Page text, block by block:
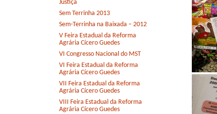
Justiça
Sem Terrinha 2013
Sem-Terrinha na Baixada – 2012
V Feira Estadual da Reforma
Agrária Cícero Guedes
VI Congresso Nacional do MST
VI Feira Estadual da Reforma
Agrária Cícero Guedes
VII Feira Estadual da Reforma
Agrária Cícero Guedes
VIII Feira Estadual da Reforma
Agrária Cícero Guedes